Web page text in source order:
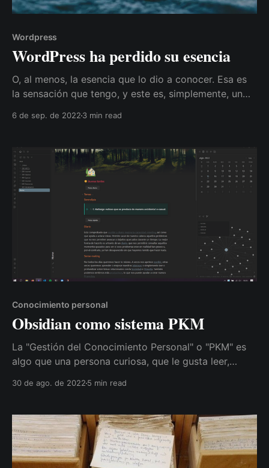
Wordpress
WordPress ha perdido su esencia
O, al menos, la esencia que lo dio a conocer. Esa es
la sensación que tengo, y este es, simplemente, un
6 de sep. de 2022 3 min read
Conocimiento personal
Obsidian como sistema PKM
La "Gestión del Conocimiento Personal" o "PKM" es
algo que una persona curiosa, que le gusta leer,
preguntarse cosas constantemente, probablemente
no es otro que la cantidad de información que
30 de ago. de 2022 5 min read